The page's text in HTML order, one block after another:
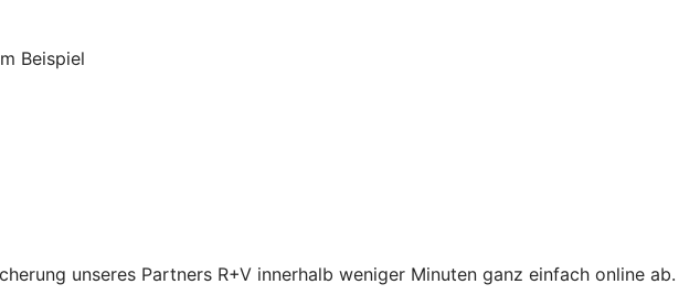
Beispiel
unseres Partners R+V innerhalb weniger Minuten ganz einfach online ab.